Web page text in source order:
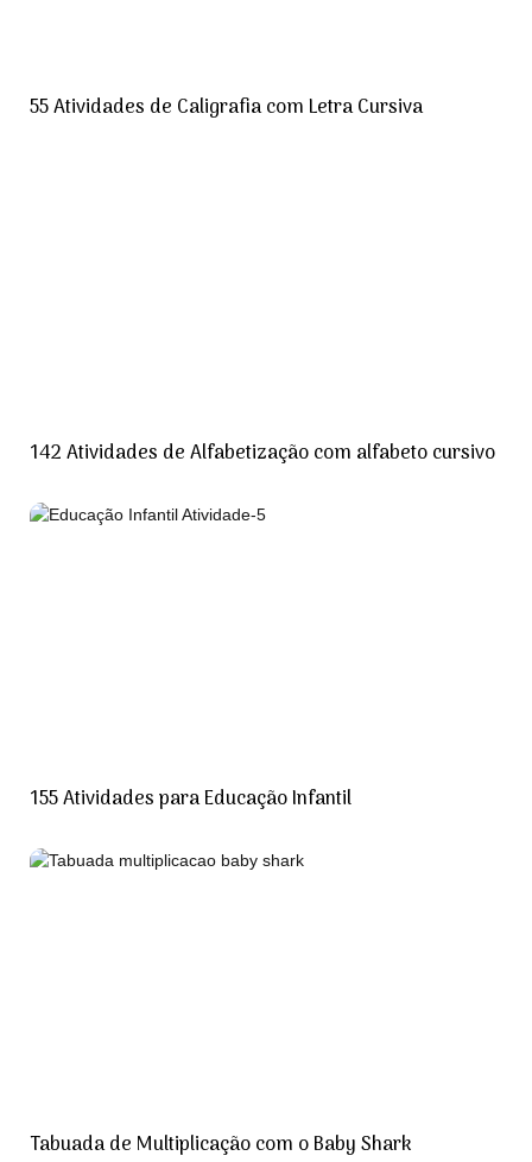
55 Atividades de Caligrafia com Letra Cursiva
142 Atividades de Alfabetização com alfabeto cursivo
155 Atividades para Educação Infantil
Tabuada de Multiplicação com o Baby Shark